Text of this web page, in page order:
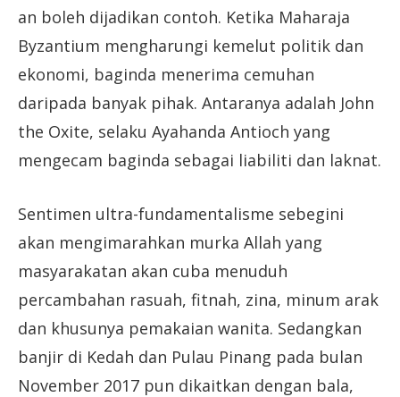
an boleh dijadikan contoh. Ketika Maharaja
Byzantium mengharungi kemelut politik dan
ekonomi, baginda menerima cemuhan
daripada banyak pihak. Antaranya adalah John
the Oxite, selaku Ayahanda Antioch yang
mengecam baginda sebagai liabiliti dan laknat.
Sentimen ultra-fundamentalisme sebegini
akan mengimarahkan murka Allah yang
masyarakatan akan cuba menuduh
percambahan rasuah, fitnah, zina, minum arak
dan khusunya pemakaian wanita. Sedangkan
banjir di Kedah dan Pulau Pinang pada bulan
November 2017 pun dikaitkan dengan bala,